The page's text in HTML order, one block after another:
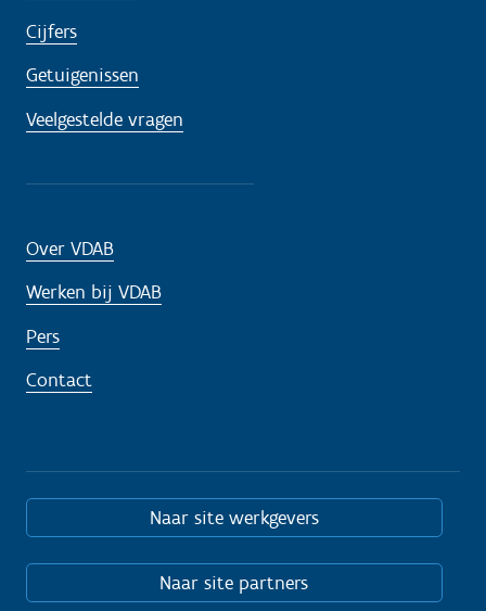
Cijfers
Getuigenissen
Veelgestelde vragen
Over VDAB
Werken bij VDAB
Pers
Contact
Naar site werkgevers
Naar site partners